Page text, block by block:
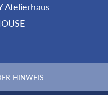
Atelierhaus
HINWEIS